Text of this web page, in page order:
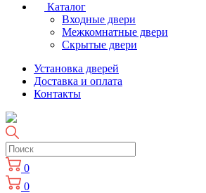
Каталог
Входные двери
Межкомнатные двери
Скрытые двери
Установка дверей
Доставка и оплата
Контакты
0
0